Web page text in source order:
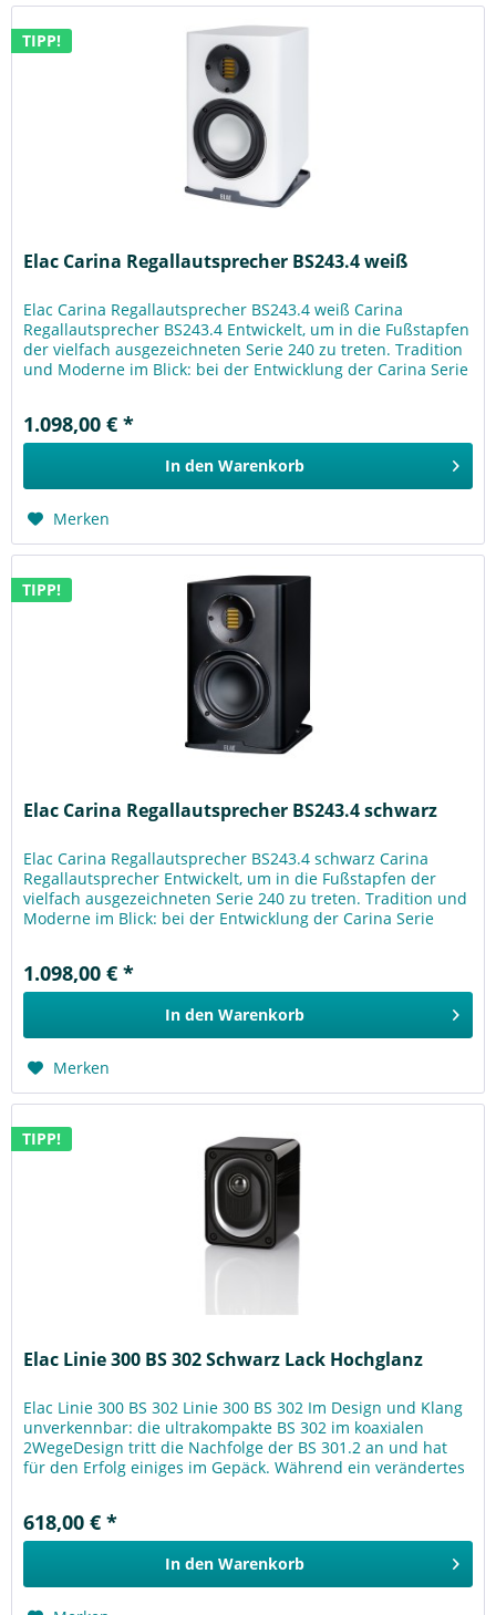
TIPP!
Elac Carina Regallautsprecher BS243.4 weiß
Elac Carina Regallautsprecher BS243.4 weiß Carina
Regallautsprecher BS243.4 Entwickelt, um in die Fußstapfen
der vielfach ausgezeichneten Serie 240 zu treten. Tradition
und Moderne im Blick: bei der Entwicklung der Carina Serie
1.098,00 € *
In den Warenkorb
Merken
TIPP!
Elac Carina Regallautsprecher BS243.4 schwarz
Elac Carina Regallautsprecher BS243.4 schwarz Carina
Regallautsprecher Entwickelt, um in die Fußstapfen der
vielfach ausgezeichneten Serie 240 zu treten. Tradition und
Moderne im Blick: bei der Entwicklung der Carina Serie
1.098,00 € *
In den Warenkorb
Merken
TIPP!
Elac Linie 300 BS 302 Schwarz Lack Hochglanz
Elac Linie 300 BS 302 Linie 300 BS 302 Im Design und Klang
unverkennbar: die ultrakompakte BS 302 im koaxialen
2WegeDesign tritt die Nachfolge der BS 301.2 an und hat
für den Erfolg einiges im Gepäck. Während ein verändertes
618,00 € *
In den Warenkorb